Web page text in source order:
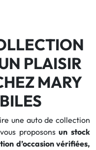
PLAISIR
MARY
une auto de collection
proposonsun stock
d’occasion vérifiées,